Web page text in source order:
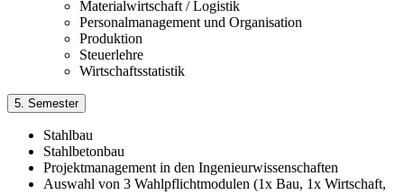
Materialwirtschaft / Logistik
Personalmanagement und Organisation
Produktion
Steuerlehre
Wirtschaftsstatistik
5. Semester
Stahlbau
Stahlbetonbau
Projektmanagement in den Ingenieurwissenschaften
Auswahl von 3 Wahlpflichtmodulen (1x Bau, 1x Wirtschaft,